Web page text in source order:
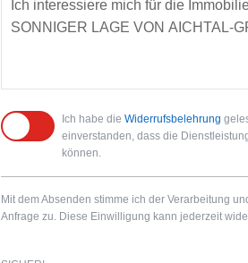
Ich habe die Widerrufsbelehrung
einverstanden, dass die
können.
Mit dem Absenden stimme ich der Verarbeitung
Anfrage zu. Diese Einwilligung kann jederzeit